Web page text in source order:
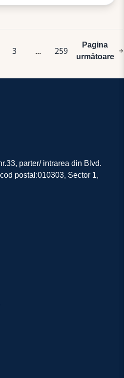
3 ... 259
Pagina
următoare
parter/ intrarea din Blvd.
postal:010303, Sector 1,